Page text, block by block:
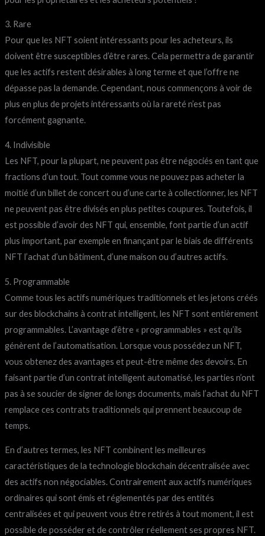
3. Rare
Pour que les NFT soient intéressants pour les acheteurs, ils
doivent être susceptibles d’être rares. Cela permettra de garantir
que les actifs restent désirables à long terme et que l’offre ne
dépasse pas la demande. Cependant, nous commençons à voir de
plus en plus de projets intéressants où la rareté n’est pas
forcément gagnante.
4. Indivisible
Les NFT, pour la plupart, ne peuvent pas être négociés en tant que
fractions d’un tout. Tout comme vous ne pouvez pas acheter la
moitié d’un billet de concert ou d’une carte à collectionner, les NFT
ne peuvent pas être divisés en plus petites coupures. Toutefois, il
est possible d’avoir des NFT qui, ensemble, font partie d’un actif
plus important, par exemple en finançant par le biais de différents
NFT l’achat d’un bâtiment, d’une maison ou d’autres actifs.
5. Programmable
Comme tous les actifs numériques traditionnels et les jetons créés
sur des blockchains à contrat intelligent, les NFT sont entièrement
programmables. L’avantage d’être « programmables » est qu’ils
génèrent de l’automatisation. Lorsque vous possédez un NFT,
vous obtenez des avantages et peut-être même des devoirs. En
faisant partie d’un contrat intelligent automatisé, les parties n’ont
pas à se soucier de signer de longs documents, mais l’achat du NFT
remplace ces contrats traditionnels qui prennent beaucoup de
temps.
En d’autres termes, les NFT combinent les meilleures
caractéristiques de la technologie blockchain décentralisée avec
des actifs non négociables. Contrairement aux actifs numériques
ordinaires qui sont émis et réglementés par des entités
centralisées et qui peuvent vous être retirés à tout moment, il est
possible de posséder et de contrôler réellement ses propres NFT.